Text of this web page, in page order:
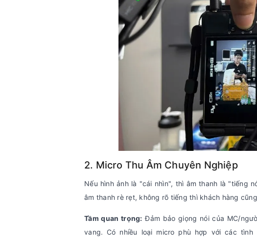
2. Micro Thu Âm Chuyên Nghiệp
Nếu hình ảnh là "cái nhìn", thì âm thanh là "tiếng
âm thanh rè rẹt, không rõ tiếng thì khách hàng
Tầm quan trọng: Đảm bảo giọng nói của MC/
vang. Có nhiều loại micro phù hợp với các